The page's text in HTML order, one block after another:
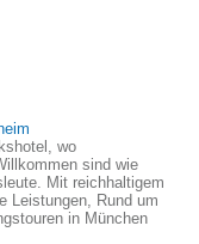
wo
sind wie
Mit reichhaltigem
Leistungen, Rund um
in München